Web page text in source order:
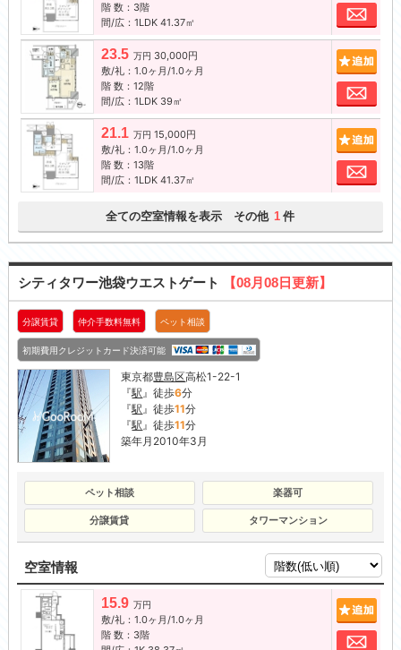
階 数：3階
間/広：1LDK 41.37㎡
お
23.5 万円 30,000円
敷/礼：1.0ヶ月/1.0ヶ月
階 数：12階
間/広：1LDK 39㎡
お
21.1 万円 15,000円
敷/礼：1.0ヶ月/1.0ヶ月
階 数：13階
間/広：1LDK 41.37㎡
お
全ての空室情報を表示 その他 1 件
シティタワー池袋ウエストゲート 【08月08日更新】
分譲賃貸 仲介手数料無料 ペット相談
初期費用クレジットカード決済可能
東京都豊島区高松1-22-1
『駅』徒歩6分
『駅』徒歩11分
『駅』徒歩11分
築年月2010年3月
ペット相談 楽器可
分譲賃貸 タワーマンション
空室情報
15.9 万円
敷/礼：1.0ヶ月/1.0ヶ月
階 数：3階
お